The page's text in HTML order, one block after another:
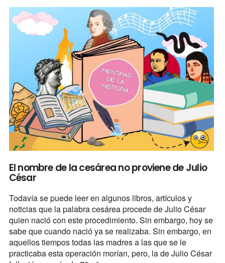
El nombre de la cesárea no proviene de Julio
César
Todavía se puede leer en algunos libros, artículos y
noticias que la palabra cesárea procede de Julio César
quien nació con este procedimiento. Sin embargo, hoy se
sabe que cuando nació ya se realizaba. Sin embargo, en
aquellos tiempos todas las madres a las que se le
practicaba esta operación morían, pero, la de Julio César